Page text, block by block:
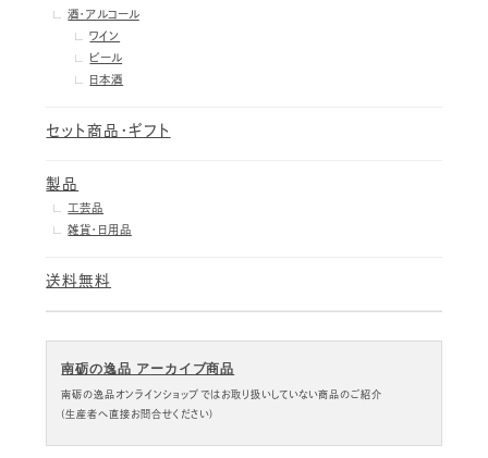
酒・アルコール
ワイン
ビール
日本酒
セット商品・ギフト
製品
工芸品
雑貨・日用品
送料無料
南砺の逸品 アーカイブ商品
南砺の逸品オンラインショップではお取り扱いしていない商品のご紹介
(生産者へ直接お問合せください)